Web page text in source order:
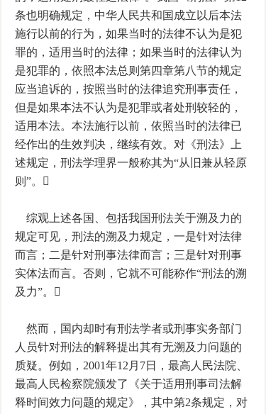
条也明确规定，中华人民共和国成立以后本法
施行以前的行为，如果当时的法律不认为是犯
罪的，适用当时的法律；如果当时的法律认为
是犯罪的，依照本法总则第四章第八节的规定
应当追诉的，按照当时的法律追究刑事责任，
但是如果本法不认为是犯罪或者处刑较轻的，
适用本法。本法施行以前，依照当时的法律已
经作出的生效判决，继续有效。对《刑法》上
述规定，刑法学理界一般称其为“从旧兼从轻原
则”。
综观上述各国、包括我国刑法关于溯及力的
规定可见，刑法的溯及力规定，一是针对法律
而言；二是针对刑事法律而言；三是针对刑事
实体法而言。否则，它就不可能称作“刑法的溯
及力”。
然而，国内却时有刑法学者或刑事实务部门
人员针对刑法的解释提出其有无溯及力问题的
质疑。例如，2001年12月7日，最高人民法院、
最高人民检察院颁发了《关于适用刑事司法解
释时间效力问题的规定》，其中第2条规定，对